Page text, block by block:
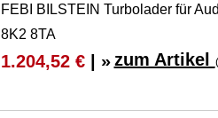
FEBI BILSTEIN Turbolader für
8K2 8TA
1.204,52 €| » zum Artikel